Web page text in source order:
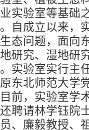
实验室等基础
自成立以来，
态问题，面向
研究、湿地研
实验室实行主
东北师范大学
前，实验室学
聘请林学钰院
、廉毅教授、